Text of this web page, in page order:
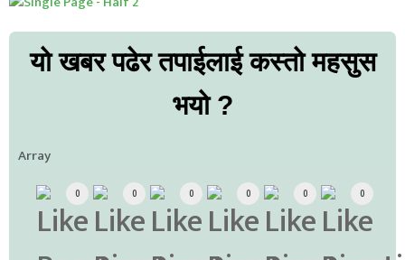
यो खबर पढेर तपाईलाई कस्तो महसुस
भयो ?
Array
0 0 0 0 0 0